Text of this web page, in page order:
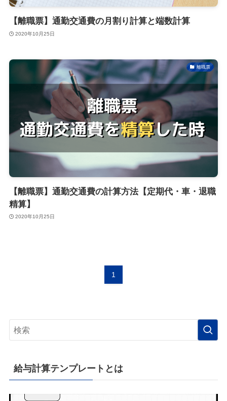
【離職票】通勤交通費の月割り計算と端数計算
2020年10月25日
離職票
【離職票】通勤交通費の計算方法【定期代・車・退職
精算】
2020年10月25日
1
給与計算テンプレートとは